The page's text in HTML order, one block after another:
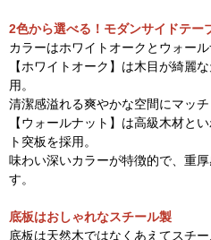
2色から選べる！モダンサイドテー
カラーはホワイトオークとウォー
【ホワイトオーク】は木目が綺麗
用。
清潔感溢れる爽やかな空間にマッチ
【ウォールナット】は高級木材と
ト突板を採用。
味わい深いカラーが特徴的で、重
す。
底板はおしゃれなスチール製
底板は天然木ではなくあえてスチー